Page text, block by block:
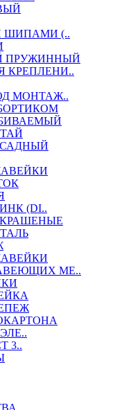
ШИПАМИ (..
ПРУЖИННЫЙ
КРЕПЛЕНИ..
МОНТАЖ..
(DI..
МЕ..
3..